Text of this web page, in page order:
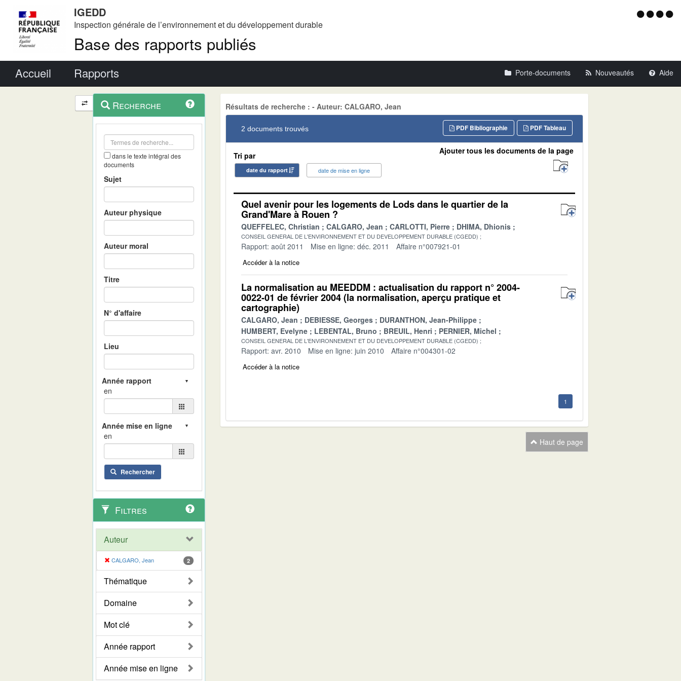
IGEDD
Inspection générale de l’environnement et du développement durable
Base des rapports publiés
Menu
Accueil Rapports Porte-documents Nouveautés Aide
Navigation
et
outils
contextuel
Recherche
dans le texte intégral des
documents
Sujet
Auteur physique
Auteur moral
Titre
N° d'affaire
Lieu
en
en
Rechercher
Filtres
Auteur
CALGARO, Jean 2
Thématique
Domaine
Mot clé
Année rapport
Année mise en ligne
Résultats de recherche : - Auteur: CALGARO, Jean
2 documents trouvés PDF Tableau
PDF Bibliographie
Tri par
date du rapport date de mise en ligne
Ajouter tous les documents de la page
Quel avenir pour les logements de Lods dans le quartier de la
Grand'Mare à Rouen ?
QUEFFELEC, Christian CALGARO, Jean CARLOTTI, Pierre DHIMA, Dhionis
CONSEIL GENERAL DE L'ENVIRONNEMENT ET DU DEVELOPPEMENT DURABLE (CGEDD)
Rapport: août 2011 Mise en ligne: déc. 2011 Affaire n°007921-01
Accéder à la notice
La normalisation au MEEDDM : actualisation du rapport n° 2004-
0022-01 de février 2004 (la normalisation, aperçu pratique et
cartographie)
CALGARO, Jean DEBIESSE, Georges
DURANTHON, Jean-Philippe
HUMBERT, Evelyne
LEBENTAL, Bruno BREUIL, Henri PERNIER, Michel
CONSEIL GENERAL DE L'ENVIRONNEMENT ET DU DEVELOPPEMENT DURABLE (CGEDD)
Rapport: avr. 2010 Mise en ligne: juin 2010 Affaire n°004301-02
Accéder à la notice
1
Haut de page